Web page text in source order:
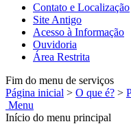
Contato e Localização
Site Antigo
Acesso à Informação
Ouvidoria
Área Restrita
Fim do menu de serviços
Página inicial > O que é? >
Menu
Início do menu principal